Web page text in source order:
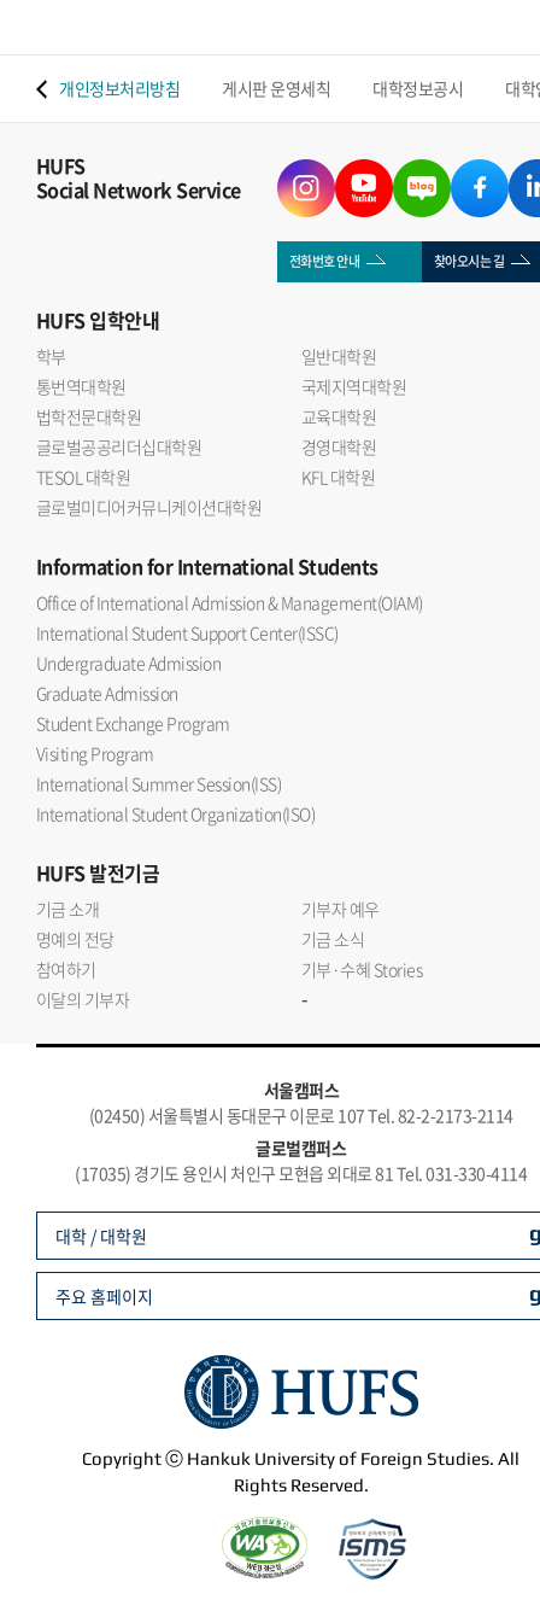
개인정보처리방침 게시판 운영세칙 대학정보공시 대
HUFS
Social Network Service
전화번호 안내 찾아오시는 길
HUFS입학안내
학부
일반대학원
통번역대학원
국제지역대학원
법학전문대학원
교육대학원
글로벌공공리더십대학원
경영대학원
TESOL 대학원
KFL 대학원
글로벌미디어커뮤니케이션대학원
Informationfor International Students
Office of International Admission & Management(OIAM)
International Student Support Center(ISSC)
Undergraduate Admission
Graduate Admission
Student Exchange Program
Visiting Program
International Summer Session(ISS)
International Student Organization(ISO)
HUFS발전기금
기금 소개
기부자 예우
명예의 전당
기금 소식
참여하기
기부·수혜 Stories
이달의 기부자
-
서울캠퍼스
(02450) 서울특별시 동대문구 이문로 107 Tel. 82-2-2173-2114
글로벌캠퍼스
(17035) 경기도 용인시 처인구 모현읍 외대로 81 Tel. 031-330-4114
Copyright ⓒ Hankuk University of Foreign Studies. All
Rights Reserved.
대학 / 대학원
주요 홈페이지